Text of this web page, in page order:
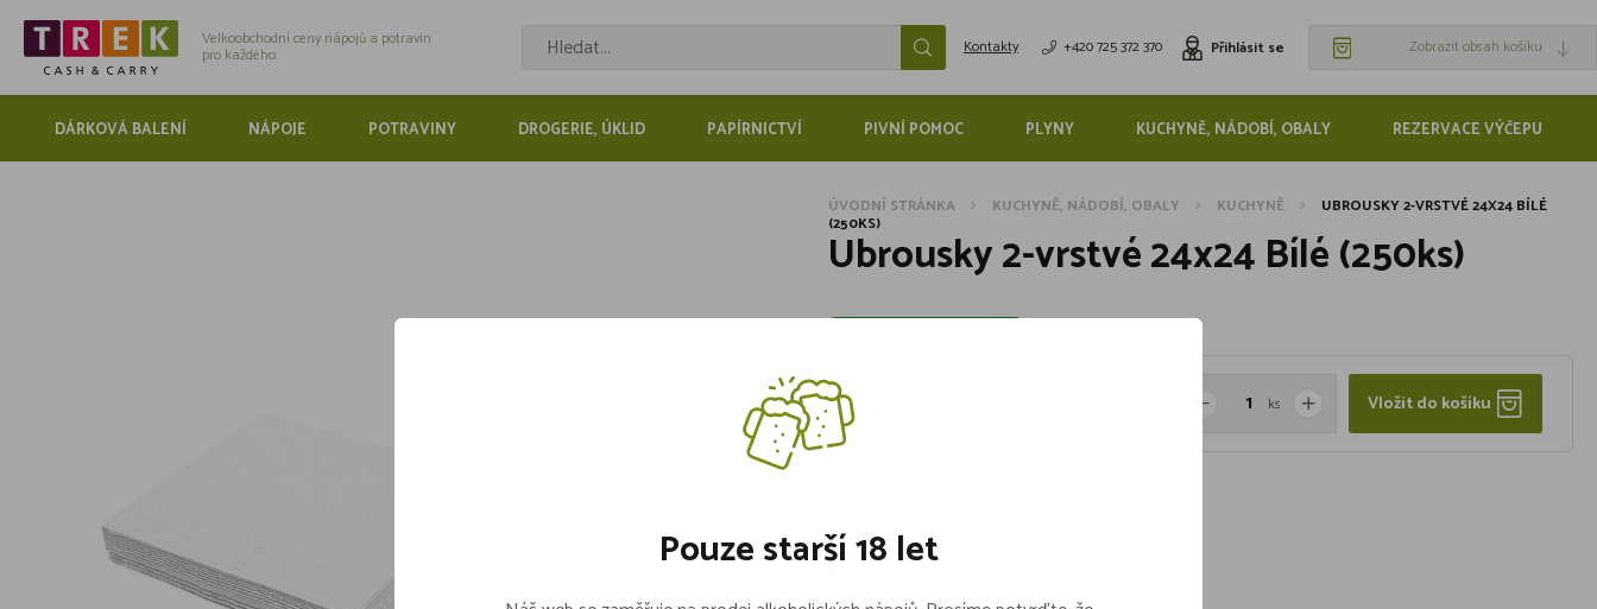
Velkoobchodní ceny nápojů a potravin
pro každého. Kontakty +420 725 372 370 Přihlásit se Zobrazit obsah košíku
DÁRKOVÁ BALENÍ NÁPOJE POTRAVINY DROGERIE, ÚKLID PAPÍRNICTVÍ PIVNÍ POMOC PLYNY KUCHYNĚ, NÁDOBÍ, OBALY REZERVACE VÝČEPU
ÚVODNÍ STRÁNKA KUCHYNĚ, NÁDOBÍ, OBALY KUCHYNĚ UBROUSKY 2-VRSTVÉ 24X24 BÍLÉ
(250KS)
Ubrousky 2-vrstvé 24x24 Bílé (250ks)
69,- ks Vložit do košíku
Sdílejte na sítích
Pouze starší 18 let